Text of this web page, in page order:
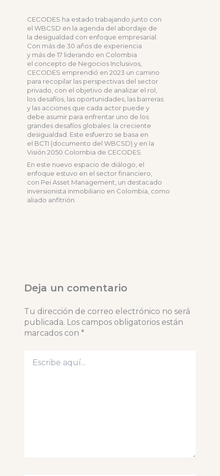
CECODES ha estado trabajando junto con
el WBCSD en la agenda del abordaje de
la desigualdad con enfoque empresarial.
Con más de 30 años de experiencia
y más de 17 liderando en Colombia
el concepto de Negocios Inclusivos,
CECODES emprendió en 2023 un camino
para recopilar las perspectivas del sector
privado, con el objetivo de analizar el rol,
los desafíos, las oportunidades, las barreras
y las acciones que cada actor puede y
debe asumir para enfrentar uno de los
grandes desafíos globales: la creciente
desigualdad. Este esfuerzo se basa en
el BCTI (documento del WBCSD) y en la
Visión 2050 Colombia de CECODES.
En este nuevo espacio de diálogo, el
enfoque estuvo en el sector financiero,
con Pei Asset Management, un destacado
inversionista inmobiliario en Colombia, como
aliado anfitrión.
Deja un comentario
Tu dirección de correo electrónico no será
publicada. Los campos obligatorios están
marcados con *
aquí...